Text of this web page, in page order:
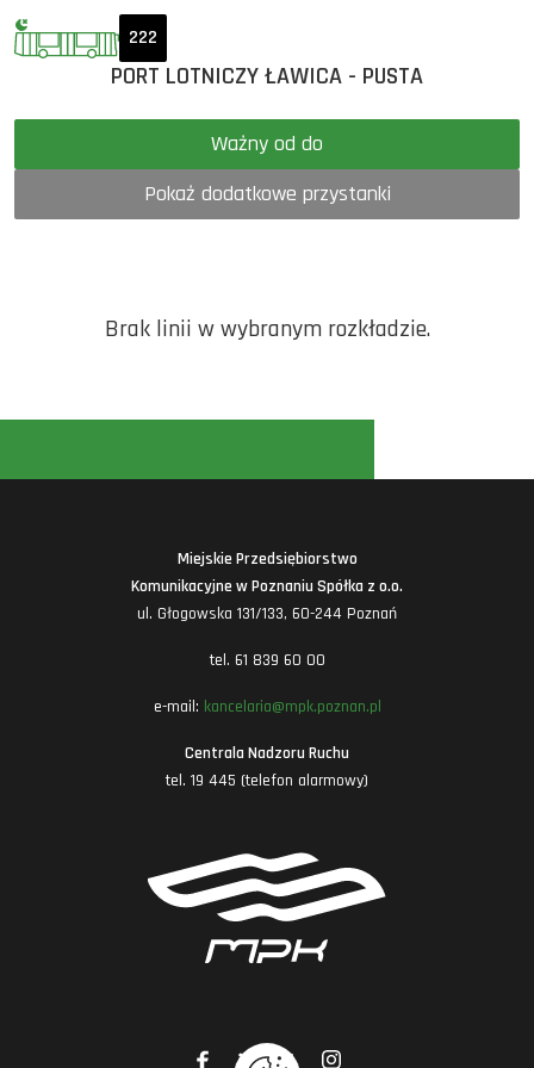
222
PORT LOTNICZY ŁAWICA - PUSTA
Ważny od do
Pokaż dodatkowe przystanki
Brak linii w wybranym rozkładzie.
Miejskie Przedsiębiorstwo
Komunikacyjne w Poznaniu Spółka z o.o.
ul. Głogowska 131/133, 60-244 Poznań
tel. 61 839 60 00
e-mail: kancelaria@mpk.poznan.pl
Centrala Nadzoru Ruchu
tel. 19 445 (telefon alarmowy)